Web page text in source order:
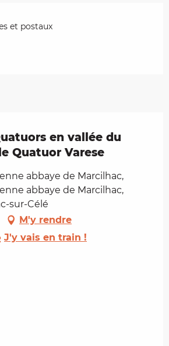
et postaux
en vallée du
Quatuor Varese
abbaye de Marcilhac,
abbaye de Marcilhac,
sur-Célé
M'y rendre
J'y vais en train !